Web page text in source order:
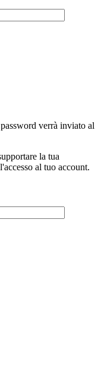
verrà inviato al
la tua
al tuo account.